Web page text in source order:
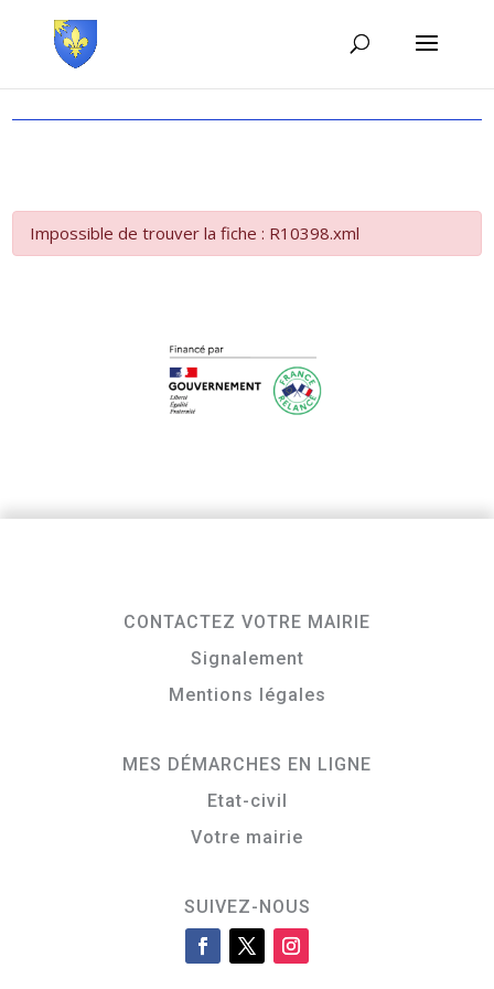
Impossible de trouver la fiche : R10398.xml
CONTACTEZ VOTRE MAIRIE
Signalement
Mentions légales
MES DÉMARCHES EN LIGNE
Etat-civil
Votre mairie
SUIVEZ-NOUS